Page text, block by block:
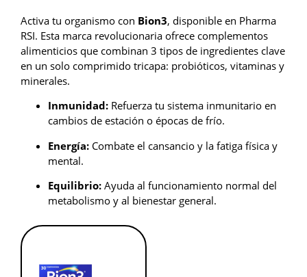
Activa tu organismo con Bion3, disponible en Pharma
RSI. Esta marca revolucionaria ofrece complementos
alimenticios que combinan 3 tipos de ingredientes clave
en un solo comprimido tricapa: probióticos, vitaminas y
minerales.
Inmunidad: Refuerza tu sistema inmunitario en
cambios de estación o épocas de frío.
Energía: Combate el cansancio y la fatiga física y
mental.
Equilibrio: Ayuda al funcionamiento normal del
metabolismo y al bienestar general.